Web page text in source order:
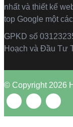
nhất và thiết kế
top Google một
GPKD số
Hoạch và Đầu Tư
© Copyright 2026